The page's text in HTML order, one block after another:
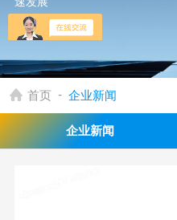
首页 - 企业新闻
企业新闻